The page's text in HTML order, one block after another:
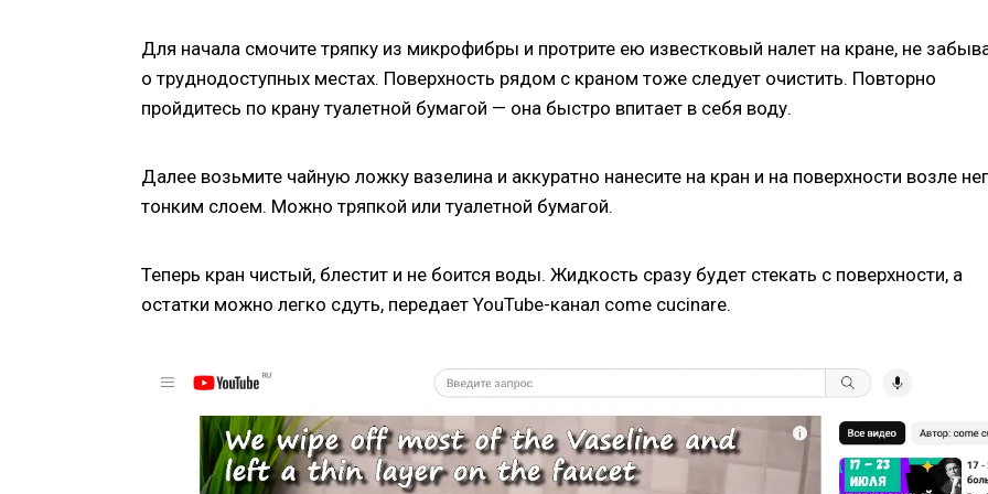
Для начала смочите тряпку из микрофибры и протрите ею известковый налет на кране, не
о труднодоступных местах. Поверхность рядом с краном тоже следует очистить. Повторно
пройдитесь по крану туалетной бумагой — она быстро впитает в себя воду.
Далее возьмите чайную ложку вазелина и аккуратно нанесите на кран и на поверхности возле
тонким слоем. Можно тряпкой или туалетной бумагой.
Теперь кран чистый, блестит и не боится воды. Жидкость сразу будет стекать с поверхности, а
остатки можно легко сдуть, передает YouTube-канал come cucinare.